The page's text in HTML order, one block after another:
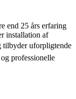
end 25 års erfaring
installation af
tilbyder uforpligtende
professionelle